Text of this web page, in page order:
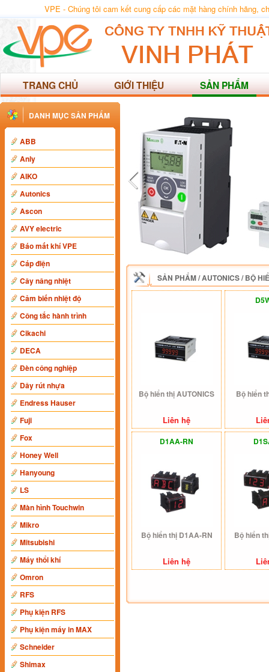
VPE - Chúng tôi cam kết cung cấp các mặt hàng chính hãng,
TRANG CHỦ GIỚI THIỆU SẢN PHẨM
DANH MỤC SẢN PHẨM
ABB
Anly
AIKO
Autonics
Ascon
AVY electric
Báo mất khí VPE
Cáp điện
Cây nâng nhiệt
Cảm biến nhiệt độ
Công tắc hành trình
Cikachi
DECA
Đèn công nghiệp
Dây rút nhựa
Endress Hauser
Fuji
Fox
Honey Well
Hanyoung
LS
Màn hình Touchwin
Mikro
Mitsubishi
Máy thổi khí
Omron
RFS
Phụ kiện RFS
Phụ kiện máy in MAX
Schneider
Shimax
SẢN PHẨM/AUTONICS/BỘ
Bộ hiển thị AUTONICS
Liên hệ
Bộ hiển
D1AA-RN
Bộ hiển thị D1AA-RN
Liên hệ
Bộ hiển